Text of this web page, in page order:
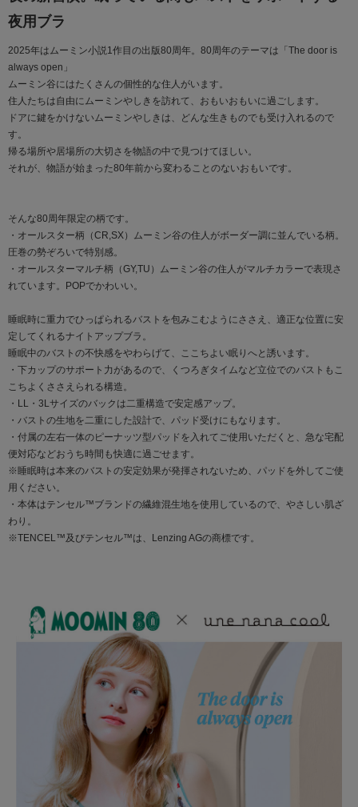
夜用ブラ
2025年はムーミン小説1作目の出版80周年。80周年のテーマは「The door is
always open」
ムーミン谷にはたくさんの個性的な住人がいます。
住人たちは自由にムーミンやしきを訪れて、おもいおもいに過ごします。
ドアに鍵をかけないムーミンやしきは、どんな生きものでも受け入れるので
す。
帰る場所や居場所の大切さを物語の中で見つけてほしい。
それが、物語が始まった80年前から変わることのないおもいです。
そんな80周年限定の柄です。
・オールスター柄（CR,SX）ムーミン谷の住人がボーダー調に並んでいる柄。
圧巻の勢ぞろいで特別感。
・オールスターマルチ柄（GY,TU）ムーミン谷の住人がマルチカラーで表現さ
れています。POPでかわいい。
睡眠時に重力でひっぱられるバストを包みこむようにささえ、適正な位置に安
定してくれるナイトアップブラ。
睡眠中のバストの不快感をやわらげて、ここちよい眠りへと誘います。
・下カップのサポート力があるので、くつろぎタイムなど立位でのバストもこ
こちよくささえられる構造。
・LL・3Lサイズのバックは二重構造で安定感アップ。
・バストの生地を二重にした設計で、パッド受けにもなります。
・付属の左右一体のピーナッツ型パッドを入れてご使用いただくと、急な宅配
便対応などおうち時間も快適に過ごせます。
※睡眠時は本来のバストの安定効果が発揮されないため、パッドを外してご使
用ください。
・本体はテンセル™ブランドの繊維混生地を使用しているので、やさしい肌ざ
わり。
※TENCEL™及びテンセル™は、Lenzing AGの商標です。